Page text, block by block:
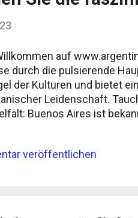
auf
durch die pulsierende
der Kulturen und bietet
Leidenschaft.
Buenos Aires ist
Sieveröffentlichen